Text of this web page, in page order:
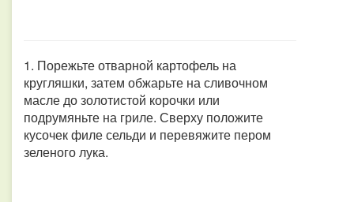
1. Порежьте отварной картофель на
кругляшки, затем обжарьте на сливочном
масле до золотистой корочки или
подрумяньте на гриле. Сверху положите
кусочек филе сельди и перевяжите пером
зеленого лука.